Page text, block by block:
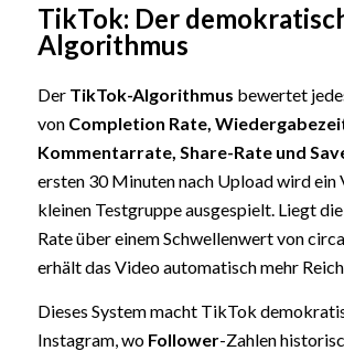
TikTok: Der
Algorithmus
Der TikTok-Algorithmus bewertet
von Completion Rate,
Kommentarrate, Share-Rate und
ersten 30 Minuten nach Upload wird ein
kleinen Testgruppe ausgespielt. Liegt
Rate über einem Schwellenwert von circa
erhält das Video automatisch mehr
Dieses System macht TikTok
Instagram, wo Follower-Zahlen